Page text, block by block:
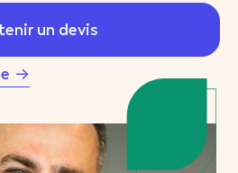
un devis